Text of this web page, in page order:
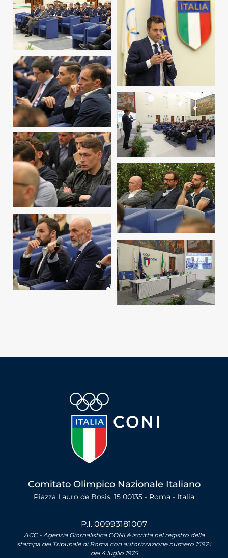
Comitato Olimpico Nazionale Italiano
Piazza Lauro de Bosis, 15 00135 - Roma - Italia
P.I. 00993181007
AGC - Agenzia Giornalistica CONI è iscritta nel registro della
stampa del Tribunale di Roma con autorizzazione numero 15974
del 4 luglio 1975